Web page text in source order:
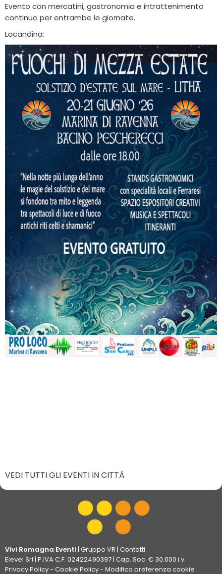
Evento con mercatini, gastronomia e intrattenimento
continuo per entrambe le giornate.
Locandina:
VEDI TUTTI GLI EVENTI IN CITTÀ
Vivi Romagna Eventi | Gruppo VR | Contatti
Elevel Srl | P.IVA C.F. 02422490397 | Cap. Soc. € 30.000 i.v.
Privacy Policy- Cookie Policy- Modifica preferenza cookie